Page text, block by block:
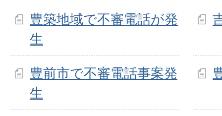
豊築地域で不審電話が発
生
豊前市で不審電話事案発
生